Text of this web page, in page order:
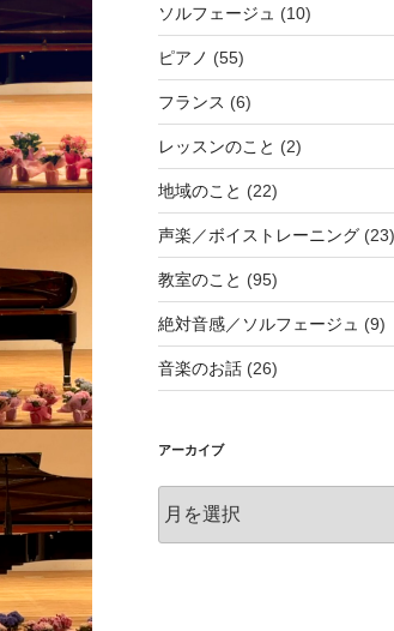
ソルフェージュ (10)
ピアノ (55)
フランス (6)
レッスンのこと (2)
地域のこと (22)
声楽／ボイストレーニング(23)
教室のこと (95)
絶対音感／ソルフェージュ (9)
音楽のお話(26)
アーカイブ
ー